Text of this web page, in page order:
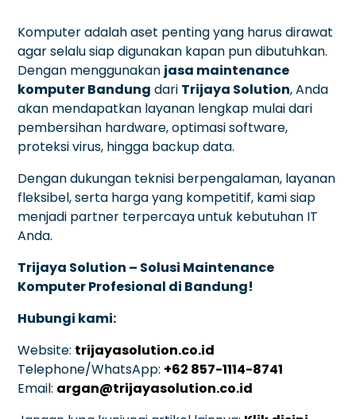
Komputer adalah aset penting yang harus dirawat
agar selalu siap digunakan kapan pun dibutuhkan.
Dengan menggunakan jasa maintenance
komputer Bandung dari Trijaya Solution, Anda
akan mendapatkan layanan lengkap mulai dari
pembersihan hardware, optimasi software,
proteksi virus, hingga backup data.
Dengan dukungan teknisi berpengalaman, layanan
fleksibel, serta harga yang kompetitif, kami siap
menjadi partner terpercaya untuk kebutuhan IT
Anda.
Trijaya Solution – Solusi Maintenance
Komputer Profesional di Bandung!
Hubungi kami:
Website: trijayasolution.co.id
Telephone/WhatsApp: +62 857-1114-8741
Email: argan@trijayasolution.co.id